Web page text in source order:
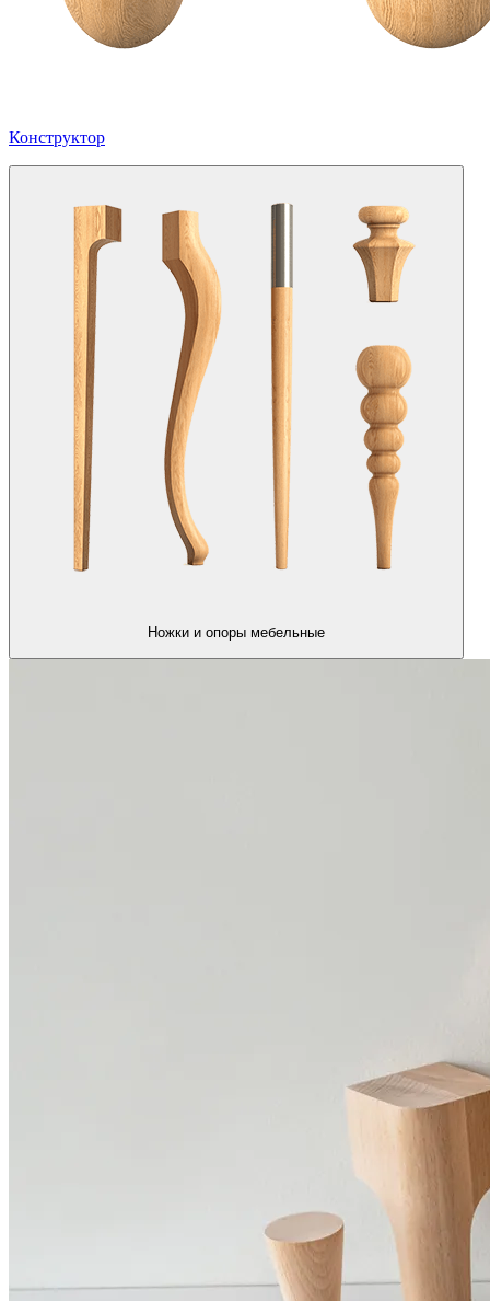
Конструктор
Ножки и опоры мебельные